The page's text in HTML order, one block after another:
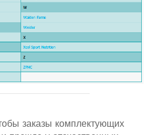
заказы комплектующих